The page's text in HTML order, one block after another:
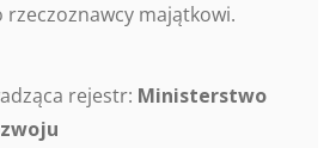
rzeczoznawcy majątkowi.
rejestr: Ministerstwo